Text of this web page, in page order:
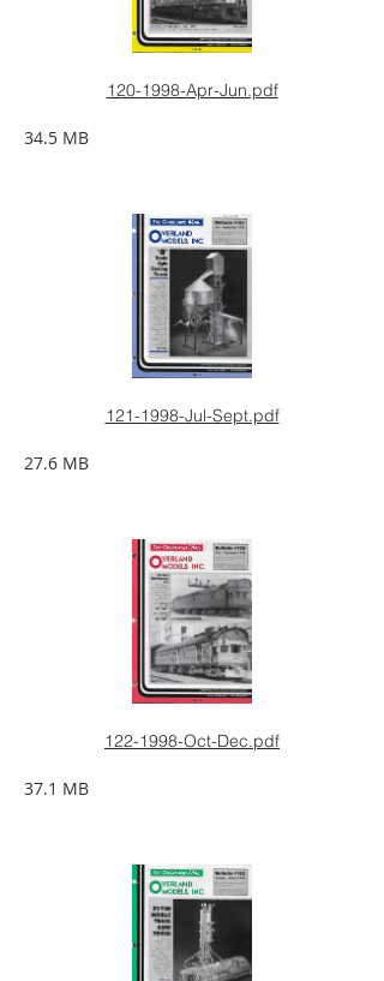
120-1998-Apr-Jun.pdf
34.5 MB
121-1998-Jul-Sept.pdf
27.6 MB
122-1998-Oct-Dec.pdf
37.1 MB